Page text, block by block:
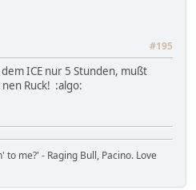
#195
ICE nur 5 Stunden, mußt
Ruck! :algo:
me?' - Raging Bull, Pacino. Love